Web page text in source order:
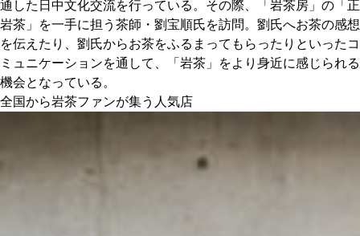
通した日中文化交流を行っている。その際、「岩茶房」の「正
岩茶」を一手に担う茶師・劉宝順氏を訪問。劉氏へお茶の感想
を伝えたり、劉氏からお茶をふるまってもらったりといったコ
ミュニケーションを通して、「岩茶」をより身近に感じられる
機会となっている。
全国から岩茶ファンが集う人気店